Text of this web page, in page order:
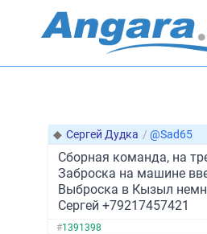
◆ Сергей Дудка / @Sad65
Сборная команда, на
Заброска на машине
Выброска в Кызыл
Сергей +79217457421
#1391398